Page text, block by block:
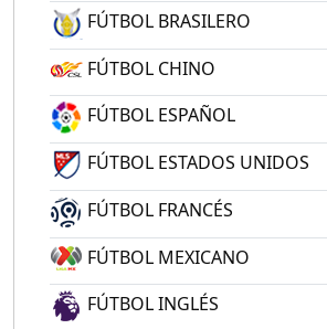
FÚTBOL BRASILERO
FÚTBOL CHINO
FÚTBOL ESPAÑOL
FÚTBOL ESTADOS UNIDOS
FÚTBOL FRANCÉS
FÚTBOL MEXICANO
FÚTBOL INGLÉS